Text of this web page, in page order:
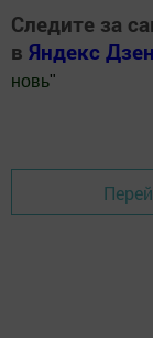
Следите за
в Яндекс Дзен
новь"